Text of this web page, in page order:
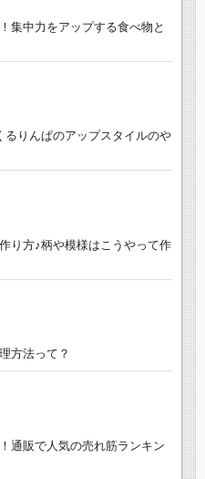
集中力をアップする食べ物と
りんぱのアップスタイルのや
り方♪柄や模様はこうやって作
方法って？
通販で人気の売れ筋ランキン